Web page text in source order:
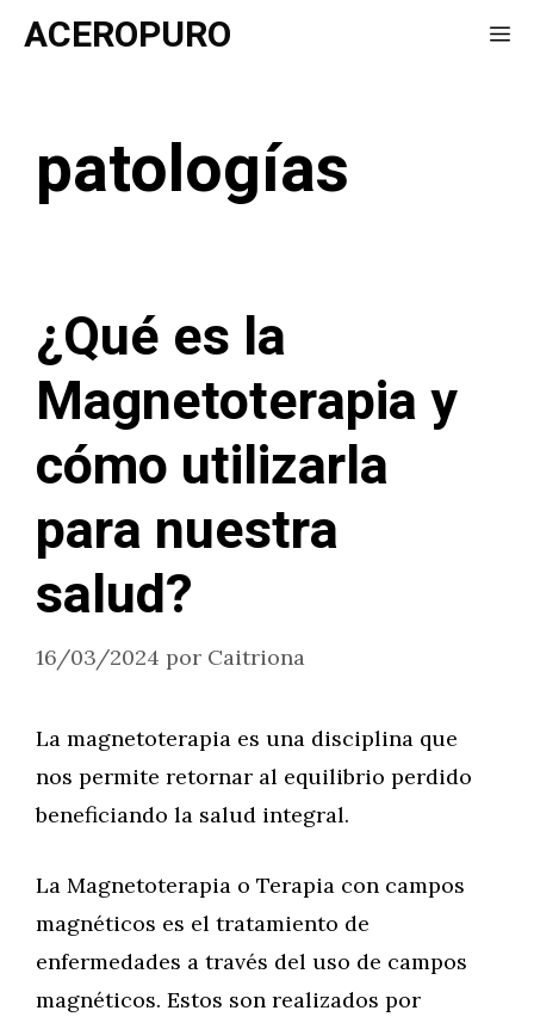
Saltar
ACEROPURO
patologías
¿Qué es la
Magnetoterapia y
cómo utilizarla
para nuestra
salud?
16/03/2024 por Caitriona
La magnetoterapia es una disciplina que
nos permite retornar al equilibrio perdido
beneficiando la salud integral.
La Magnetoterapia o Terapia con campos
magnéticos es el tratamiento de
enfermedades a través del uso de campos
magnéticos. Estos son realizados por